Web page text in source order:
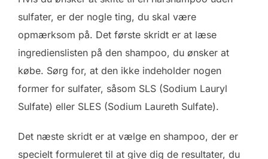
sulfater, er der nogle ting, du skal være
opmærksom på. Det første skridt er at læse
ingredienslisten på den shampoo, du ønsker at
købe. Sørg for, at den ikke indeholder nogen
former for sulfater, såsom SLS (Sodium Lauryl
Sulfate) eller SLES (Sodium Laureth Sulfate).
Det næste skridt er at vælge en shampoo, der er
specielt formuleret til at give dig de resultater, du